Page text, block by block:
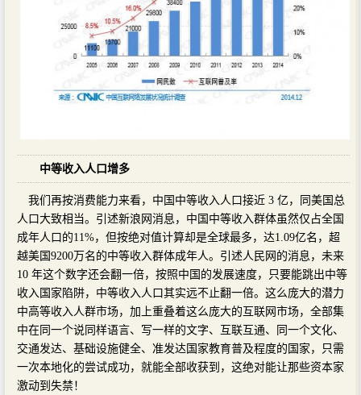
中等收入人口增多
我们再按消费能力来看，中国中等收入人口接近 3 亿，同美国总
人口大致相当。引述新浪网消息，中国中等收入群体虽然仅占全国
成年人口的11%，但按绝对值计算却是全球最多，达1.09亿名，超
越美国9200万名的中等收入群体成年人。引述人民网的消息，未来
10 年这个数字还会翻一倍，按照中国的发展速度，只要能跳出中等
收入国家陷阱，中等收入人口其实远不止翻一倍。这么庞大的潜力
中高等收入人群市场，加上重叠着这么庞大的互联网市场，全部集
中在同一个说同样语言、写一样的文字、互联互通、同一个文化、
交通发达、基础设施健全、准发达国家教育普及程度的国家，只需
一次本地化的尝试成功，就能全部收获到，这绝对能让那些资本家
激动到失禁！